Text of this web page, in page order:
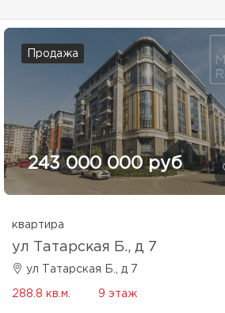
Продажа
243 000 000 руб
квартира
ул Татарская Б., д 7
ул Татарская Б., д 7
288.8 кв.м. 9 этаж